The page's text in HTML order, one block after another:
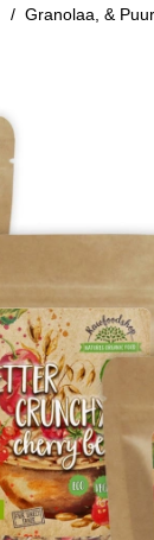
Granolaa, &
500g x 3 pakettia